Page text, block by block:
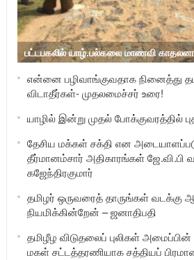
பட்டபகலில் யாழ்.பல்கலை மாணவி
என்னை பழிவாங்குவதாக நினைத்து
விடாதீர்கள்- முதலமைச்சர் உரை!
யாழில் இன்று முதல் போக்குவரத்தில்
தேசிய மக்கள் சக்தி என
தீர்மானம்சார் அதிகாரங்கள்
கஜேந்திரகுமார்
தமிழர் ஒருவரைத் தாருங்கள் வடக்கு
நியமிக்கின்றேன் – ஜனாதிபதி
தமிழீழ விடுதலைப் புலிகள்
மகள் சட்டத்தரணியாக சத்தியப்